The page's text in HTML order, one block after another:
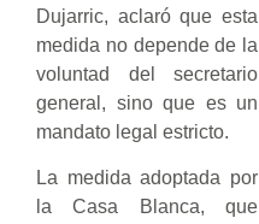
Dujarric, aclaró que esta
medida no depende de la
voluntad del secretario
general, sino que es un
mandato legal estricto.
La medida adoptada por
la Casa Blanca, que